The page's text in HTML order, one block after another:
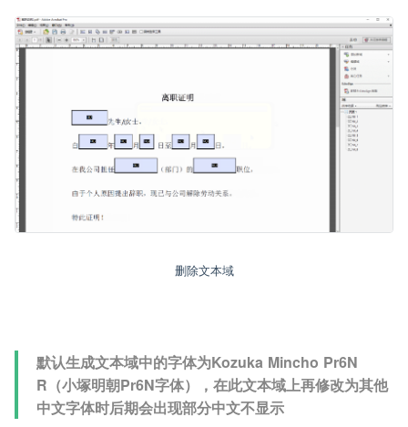
删除文本域
默认生成文本域中的字体为Kozuka Mincho Pr6N
R（小塚明朝Pr6N字体），在此文本域上再修改为其他
中文字体时后期会出现部分中文不显示